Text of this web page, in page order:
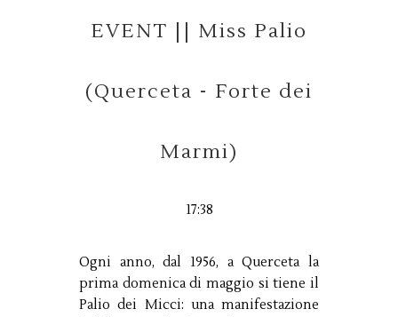
EVENT || Miss Palio
(Querceta - Forte dei
Marmi)
17:38
Ogni anno, dal 1956, a Querceta la
prima domenica di maggio si tiene il
Palio dei Micci: una manifestazione